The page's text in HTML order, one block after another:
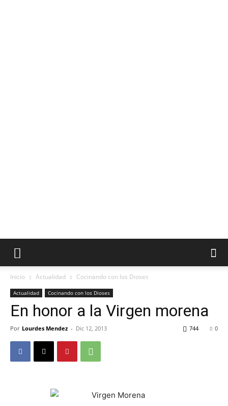
Inicio Actualidad Cocinando con los Dioses
Actualidad Cocinando con los Dioses
En honor a la Virgen morena
Por Lourdes Mendez - Dic 12, 2013 0
744